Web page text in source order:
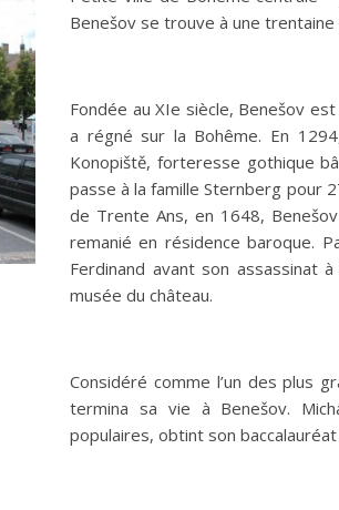
Benešov se trouve à une
Fondée au XIe siècle, Benešov
a régné sur la Bohême. En
Konopiště, forteresse gothique
passe à la famille Sternberg pour
de Trente Ans, en 1648,
remanié en résidence baroque.
Ferdinand avant son assassinat
musée du château.
Considéré comme l’un des plus
termina sa vie à Benešov.
populaires, obtint son